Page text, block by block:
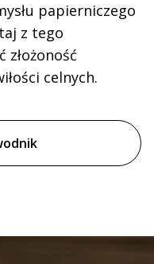
papierniczego
z tego
złożoność
celnych.